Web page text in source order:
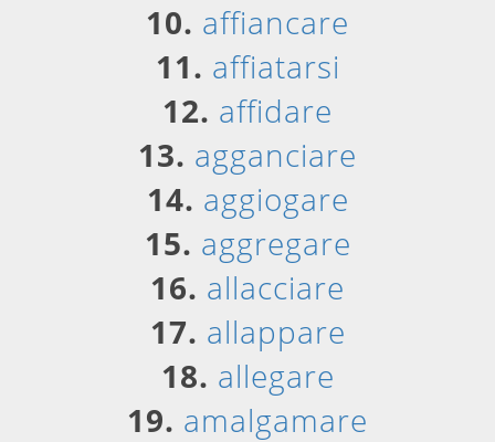
10. affiancare
11. affiatarsi
12. affidare
13. agganciare
14. aggiogare
15. aggregare
16. allacciare
17. allappare
18. allegare
19. amalgamare